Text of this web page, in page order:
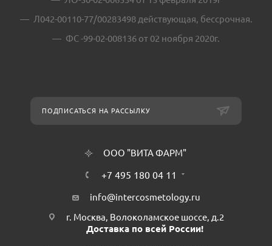
Л042-00110-77/00283498 действующая, бессрочная.
ФС -99-02-008136 от 02 ноября 2020г.
ПОДПИСАТЬСЯ НА РАССЫЛКУ
ООО "ВИТА ФАРМ"
+7 495 180 04 11
info@intercosmetology.ru
г. Москва, Волоколамское шоссе, д.2
Доставка по всей России!